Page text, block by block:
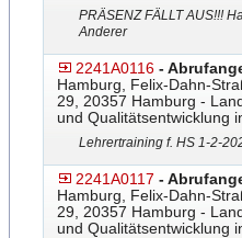
PRÄSENZ FÄLLT AUS!!!
Anderer
2241A0116 -
Hamburg, Felix-Dahn-
29, 20357 Hamburg -
und Qualitätsentwicklung
Lehrertraining f. HS 1-2-
2241A0117 -
Hamburg, Felix-Dahn-
29, 20357 Hamburg -
und Qualitätsentwicklung